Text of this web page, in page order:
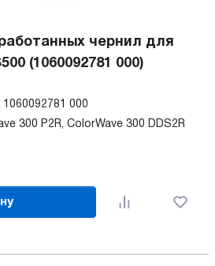
чернил для
(1060092781 000)
1060092781 000
300 P2R, ColorWave 300 DDS2R